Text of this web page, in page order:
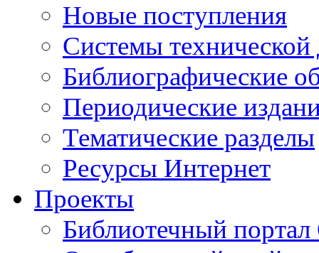
Новые поступления
Cистемы
Библиографические
Периодические
Тематические разделы
Ресурсы Интернет
Проекты
Библиотечный портал